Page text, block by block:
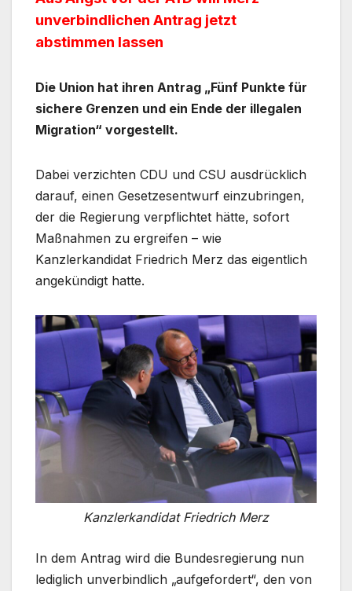
unverbindlichen Antrag jetzt
abstimmen lassen
Die Union hat ihren Antrag „Fünf Punkte für
sichere Grenzen und ein Ende der illegalen
Migration“ vorgestellt.
Dabei verzichten CDU und CSU ausdrücklich
darauf, einen Gesetzesentwurf einzubringen,
der die Regierung verpflichtet hätte, sofort
Maßnahmen zu ergreifen – wie
Kanzlerkandidat Friedrich Merz das eigentlich
angekündigt hatte.
Kanzlerkandidat Friedrich Merz
In dem Antrag wird die Bundesregierung nun
lediglich unverbindlich „aufgefordert“, den von